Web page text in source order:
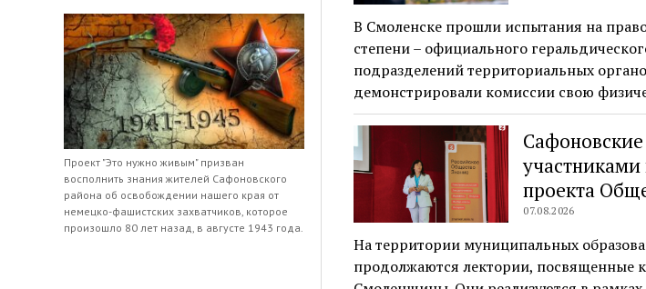
Проект "Это нужно живым" призван
восполнить знания жителей Сафоновского
района об освобождении нашего края от
немецко-фашистских захватчиков, которое
произошло 80 лет назад, в августе 1943 года.
В Смоленске прошли испытания на
степени – официального
подразделений территориальных
демонстрировали комиссии свою
участниками
проекта
07.08.2026
На территории муниципальных
продолжаются лектории, посвященные